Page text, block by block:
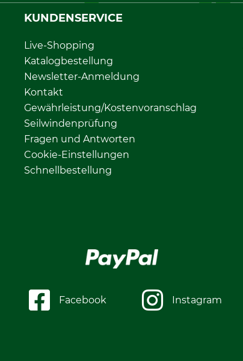
KUNDENSERVICE
Live-Shopping
Katalogbestellung
Newsletter-Anmeldung
Kontakt
Gewährleistung/Kostenvoranschlag
Seilwindenprüfung
Fragen und Antworten
Cookie-Einstellungen
Schnellbestellung
Facebook Instagram